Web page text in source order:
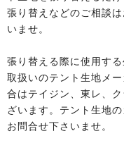
張り替えなどのご相談
いませ。
張り替える際に使用す
取扱いのテント生地メ
合はテイジン、東レ、
ざいます。テント生地
お問合せ下さいませ。